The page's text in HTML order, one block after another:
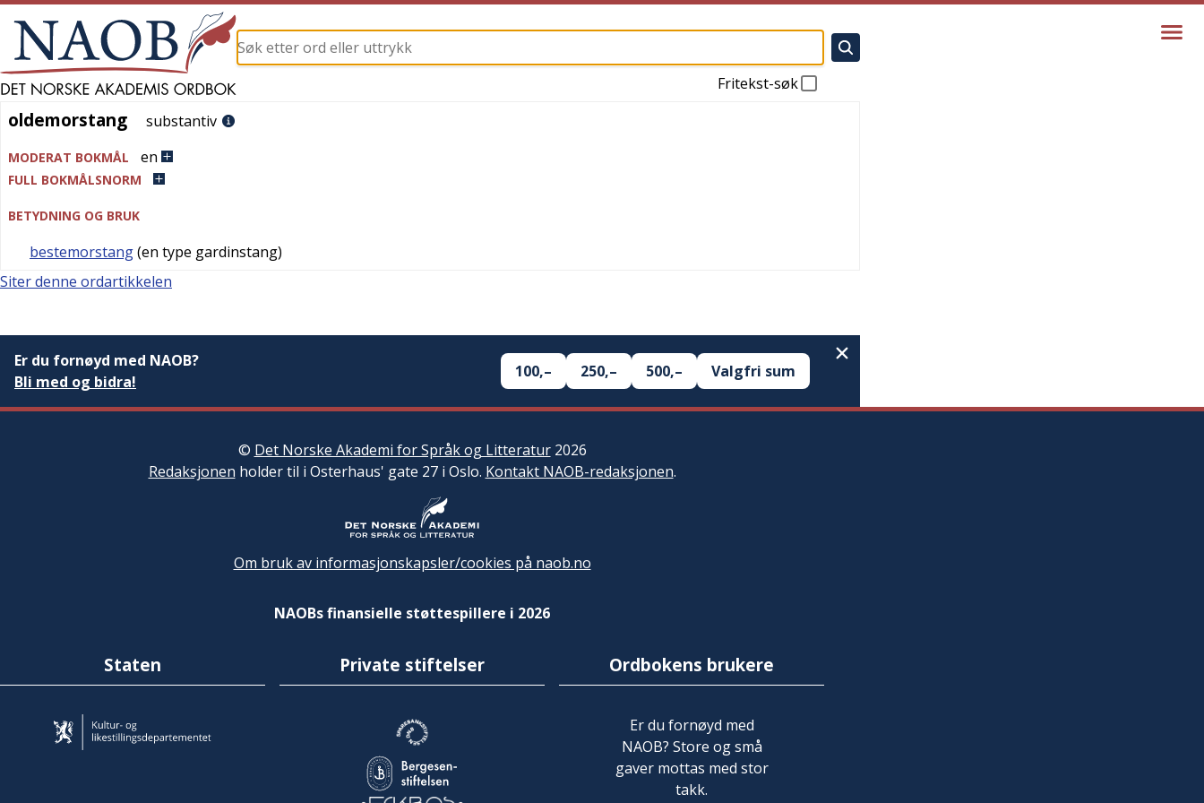
Fritekst-søk
oldemorstang
oldemorstang substantiv
MODERAT BOKMÅL en
FULL BOKMÅLSNORM
BETYDNING OG BRUK
bestemorstang(en type gardinstang)
Siter denne ordartikkelen
Er du fornøyd med NAOB?
Bli med og bidra!
100,– 250,– 500,– Valgfri sum
© Det Norske Akademi for Språk og Litteratur2026
Redaksjonen holder til i Osterhaus' gate 27 i Oslo. Kontakt NAOB-redaksjonen.
Om bruk av informasjonskapsler/cookies på naob.no
NAOBs finansielle støttespillere i 2026
Staten Private stiftelser Ordbokens brukere
Er du fornøyd med
NAOB? Store og små
gaver mottas med stor
takk.